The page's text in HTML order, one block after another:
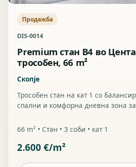
Продажба
DIS-0014
Premium стан B4 во
трособен, 66 m²
Скопје
Трособен стан на кат 1 со
спални и комфорна дневна зона за
66 m² • Стан • 3 соби • кат 1
2.600 €/m²